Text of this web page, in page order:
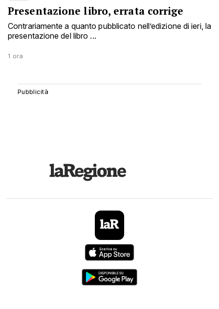
Presentazione libro, errata corrige
Contrariamente a quanto pubblicato nell’edizione di ieri, la
presentazione del libro ...
1 ora